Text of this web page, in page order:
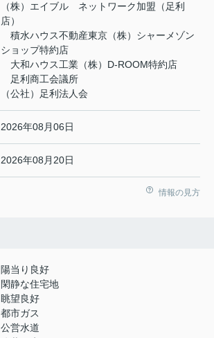
（株）エイブル ネットワーク加盟（足利
店）
積水ハウス不動産東京（株）シャーメゾン
ショップ特約店
大和ハウス工業（株）D-ROOM特約店
足利商工会議所
（公社）足利法人会
2026年08月06日
2026年08月20日
情報の見方
陽当り良好
閑静な住宅地
眺望良好
都市ガス
公営水道